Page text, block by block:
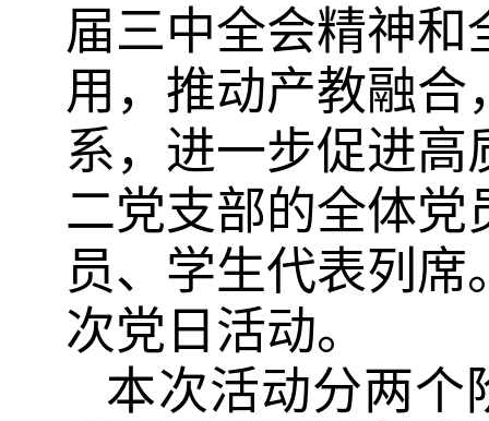
届三中全会精神
用，推动产教融
系，进一步促进
二党支部的全体党
员、学生代表列
次党日活动。
本次活动分两个